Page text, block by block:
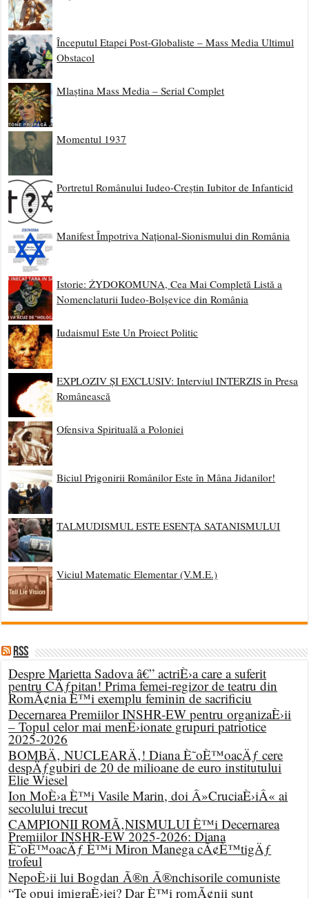
Începutul Etapei Post-Globaliste – Mass Media Ultimul
Obstacol
Mlaștina Mass Media – Serial Complet
Momentul 1937
Portretul Românului Iudeo-Creștin Iubitor de Infanticid
Manifest Împotriva Național-Sionismului din România
Istorie: ŻYDOKOMUNA, Cea Mai Completă Listă a
Nomenclaturii Iudeo-Bolșevice din România
Iudaismul Este Un Proiect Politic
EXPLOZIV ȘI EXCLUSIV: Interviul INTERZIS în Presa
Românească
Ofensiva Spirituală a Poloniei
Biciul Prigonirii Românilor Este în Mâna Jidanilor!
TALMUDISMUL ESTE ESENȚA SATANISMULUI
Viciul Matematic Elementar (V.M.E.)
RSS
Despre Marietta Sadova â€” actriÈ›a care a suferit
pentru CÄƒpitan! Prima femei-regizor de teatru din
RomÃ¢nia È™i exemplu feminin de sacrificiu
Decernarea Premiilor INSHR-EW pentru organizaÈ›ii
– Topul celor mai menÈ›ionate grupuri patriotice
2025-2026
BOMBÄ‚ NUCLEARÄ‚! Diana È˜oÈ™oacÄƒ cere
despÄƒgubiri de 20 de milioane de euro institutului
Elie Wiesel
Ion MoÈ›a È™i Vasile Marin, doi Â»CruciaÈ›iÂ« ai
secolului trecut
CAMPIONII ROMÃ‚NISMULUI È™i Decernarea
Premiilor INSHR-EW 2025-2026: Diana
È˜oÈ™oacÄƒ È™i Miron Manega cÃ¢È™tigÄƒ
trofeul
NepoÈ›ii lui Bogdan Ã®n Ã®nchisorile comuniste
“Te opui imigraÈ›iei? Dar È™i romÃ¢nii sunt